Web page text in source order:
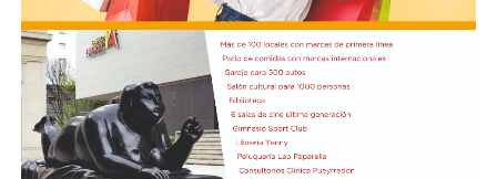
Cerebro Mágico: construyendo preguntas, respuestas y
circuitos”, a cargo de María Paula Algote. Se trata de un
taller práctico de arte, ciencia y tecnología en el que al
finalizar cada participante se lleva su propia creación
terminada. Es una actividad arancelada (incluye
materiales) destinada a niños a partir de los 6 años.